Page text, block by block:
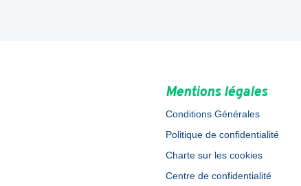
Mentions légales
Conditions Générales
Politique de confidentialité
Charte sur les cookies
Centre de confidentialité